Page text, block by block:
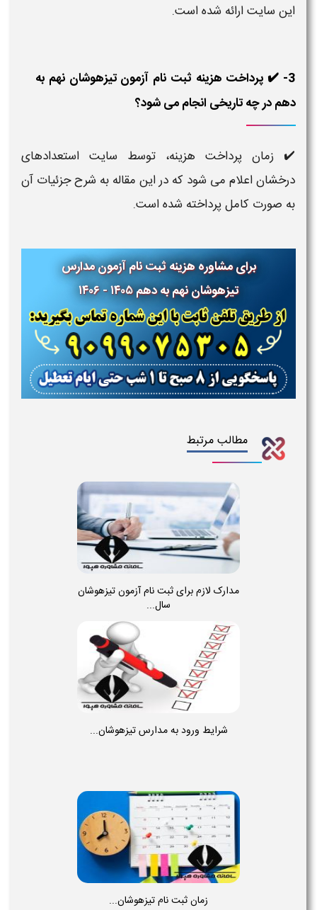
این سایت ارائه شده است.
3- ✔️ پرداخت هزینه ثبت نام آزمون تیزهوشان نهم به
دهم در چه تاریخی انجام می شود؟
✔️ زمان پرداخت هزینه، توسط سایت استعدادهای
درخشان اعلام می شود که در این مقاله به شرح جزئیات آن
به صورت کامل پرداخته شده است.
برای مشاوره هزینه ثبت نام آزمون مدارس
تیزهوشان نهم به دهم ۱۴۰۵ - ۱۴۰۶
مطالب مرتبط
مدارک لازم برای ثبت نام آزمون تیزهوشان
سال...
شرایط ورود به مدارس تیزهوشان...
زمان ثبت نام تیزهوشان...